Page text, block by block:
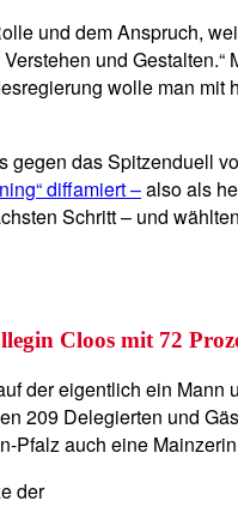
und dem Anspruch,
und
wolle man
gegen das Spitzenduell
diffamiert –also als
Schritt – und
Cloos mit 72
der eigentlich ein
209 Delegierten und
Pfalz auch eine